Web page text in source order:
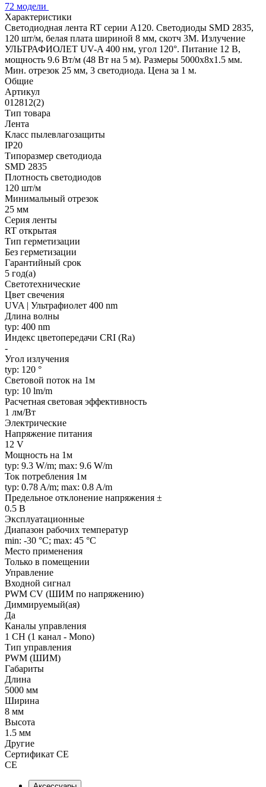
72 модели
Характеристики
Светодиодная лента RT серии A120. Светодиоды SMD 2835,
120 шт/м, белая плата шириной 8 мм, скотч 3M. Излучение
УЛЬТРАФИОЛЕТ UV-A 400 нм, угол 120°. Питание 12 В,
мощность 9.6 Вт/м (48 Вт на 5 м). Размеры 5000x8x1.5 мм.
Мин. отрезок 25 мм, 3 светодиода. Цена за 1 м.
Общие
Артикул
012812(2)
Тип товара
Лента
Класс пылевлагозащиты
IP20
Типоразмер светодиода
SMD 2835
Плотность светодиодов
120 шт/м
Минимальный отрезок
25 мм
Серия ленты
RT открытая
Тип герметизации
Без герметизации
Гарантийный срок
5 год(а)
Светотехнические
Цвет свечения
UVA | Ультрафиолет 400 nm
Длина волны
typ: 400 nm
Индекс цветопередачи CRI (Ra)
-
Угол излучения
typ: 120 °
Световой поток на 1м
typ: 10 lm/m
Расчетная световая эффективность
1 лм/Вт
Электрические
Напряжение питания
12 V
Мощность на 1м
typ: 9.3 W/m; max: 9.6 W/m
Ток потребления 1м
typ: 0.78 A/m; max: 0.8 A/m
Предельное отклонение напряжения ±
0.5 В
Эксплуатационные
Диапазон рабочих температур
min: -30 °C; max: 45 °C
Место применения
Только в помещении
Управление
Входной сигнал
PWM СV (ШИМ по напряжению)
Диммируемый(ая)
Да
Каналы управления
1 CH (1 канал - Mono)
Тип управления
PWM (ШИМ)
Габариты
Длина
5000 мм
Ширина
8 мм
Высота
1.5 мм
Другие
Сертификат CE
CE